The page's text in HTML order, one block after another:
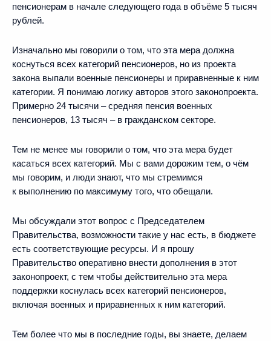
пенсионерам в начале следующего года в объёме 5 тысяч
рублей.
Изначально мы говорили о том, что эта мера должна
коснуться всех категорий пенсионеров, но из проекта
закона выпали военные пенсионеры и приравненные к ним
категории. Я понимаю логику авторов этого законопроекта.
Примерно 24 тысячи – средняя пенсия военных
пенсионеров, 13 тысяч – в гражданском секторе.
Тем не менее мы говорили о том, что эта мера будет
касаться всех категорий. Мы с вами дорожим тем, о чём
мы говорим, и люди знают, что мы стремимся
к выполнению по максимуму того, что обещали.
Мы обсуждали этот вопрос с Председателем
Правительства, возможности такие у нас есть, в бюджете
есть соответствующие ресурсы. И я прошу
Правительство оперативно внести дополнения в этот
законопроект, с тем чтобы действительно эта мера
поддержки коснулась всех категорий пенсионеров,
включая военных и приравненных к ним категорий.
Тем более что мы в последние годы, вы знаете, делаем